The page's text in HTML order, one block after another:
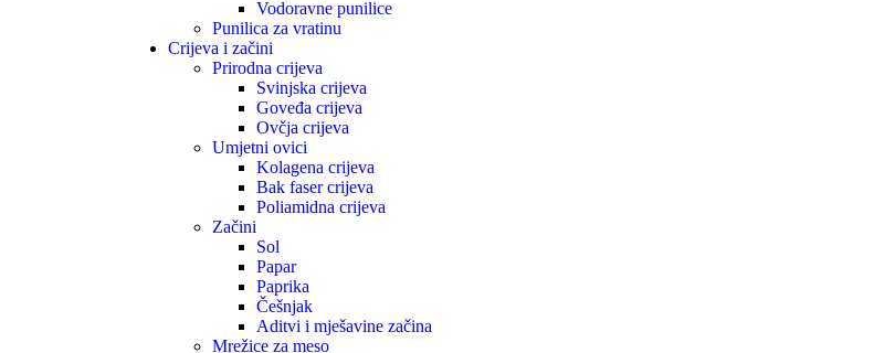
Vodoravne punilice
Punilica za vratinu
Crijeva i začini
Prirodna crijeva
Svinjska crijeva
Goveđa crijeva
Ovčja crijeva
Umjetni ovici
Kolagena crijeva
Bak faser crijeva
Poliamidna crijeva
Začini
Sol
Papar
Paprika
Češnjak
Aditvi i mješavine začina
Mrežice za meso